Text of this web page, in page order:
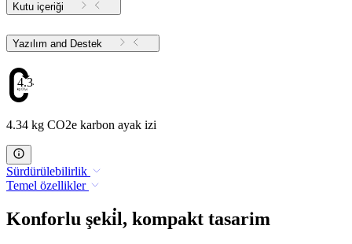
Kutu içeriği
Yazılım and Destek
4.34
4.34 kg CO2e karbon ayak izi
Sürdürülebilirlik
Temel özellikler
Konforlu şeki̇l, kompakt tasarim